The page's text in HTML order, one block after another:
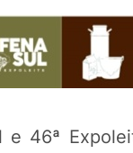
e 46ª